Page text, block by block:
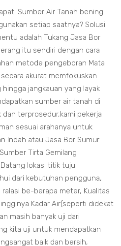
Sumber Air Tanah bening
setiap saatnya? Solusi
adalah Tukang Jasa Bor
itu sendiri dengan cara
metode pengeboran Mata
akurat memfokuskan
jangkauan yang layak
sumber air tanah di
dan terprosedur,kami pekerja
sesuai arahanya untuk
Indah atau Jasa Bor Sumur
Tirta Gemilang
lokasi titik tuju
dari kebutuhan pengguna,
be-berapa meter, Kualitas
Kadar Air(seperti didekat
masih banyak uji dari
kita uji untuk mendapatkan
baik dan bersih,